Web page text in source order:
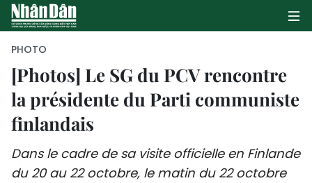
PAGE D'ACCUEIL
ÉCONOMIE
PHOTO
[Photos] Le SG du PCV rencontre
la présidente du Parti communiste
finlandais
Dans le cadre de sa visite officielle en Finlande
du 20 au 22 octobre, le matin du 22 octobre